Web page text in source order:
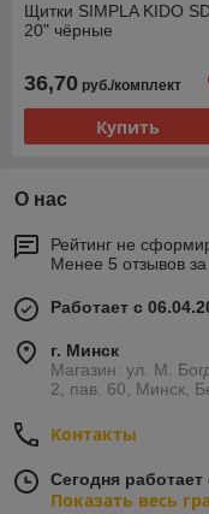
Щитки SIMPLA KIDO
20" чёрные
36,70 руб./комплект
Купить
О нас
Рейтинг не
Менее 5 отзывов
Работает с
г. Минск
Магазин: ул. М.
2, пав. 60, Минск,
Контакты
Сегодня работает
Показать весь